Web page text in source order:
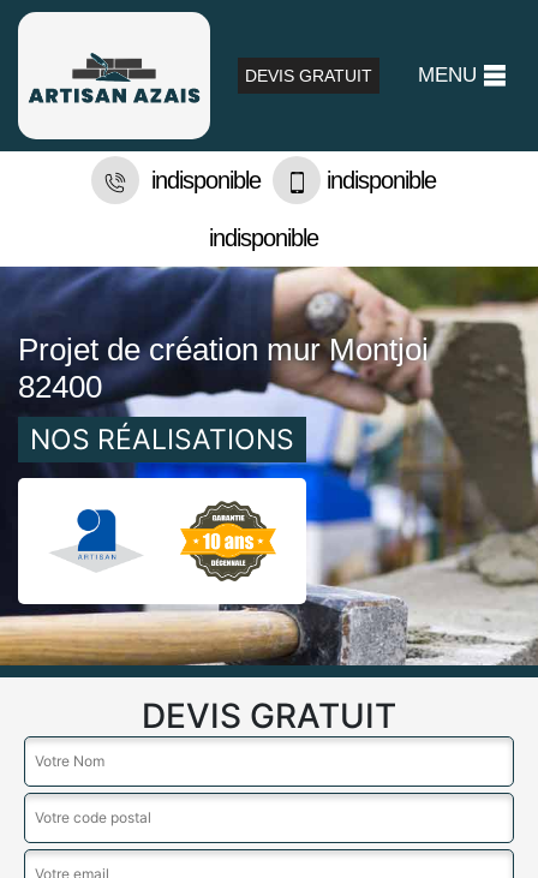
DEVIS GRATUIT MENU
indisponible indisponible
indisponible
Projet de création mur Montjoi
82400
NOS RÉALISATIONS
DEVIS GRATUIT